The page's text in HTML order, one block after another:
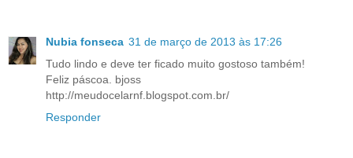
Nubia fonseca 31 de março de 2013 às 17:26
Tudo lindo e deve ter ficado muito gostoso também!
Feliz páscoa. bjoss
http://meudocelarnf.blogspot.com.br/
Responder